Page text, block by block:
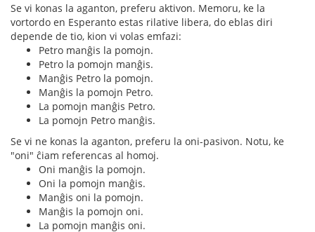
Se vi konas la aganton, preferu aktivon. Memoru, ke la
vortordo en Esperanto estas rilative libera, do eblas diri
depende de tio, kion vi volas emfazi:
Petro manĝis la pomojn.
Petro la pomojn manĝis.
Manĝis Petro la pomojn.
Manĝis la pomojn Petro.
La pomojn manĝis Petro.
La pomojn Petro manĝis.
Se vi ne konas la aganton, preferu la oni-pasivon. Notu, ke
"oni" ĉiam referencas al homoj.
Oni manĝis la pomojn.
Oni la pomojn manĝis.
Manĝis oni la pomojn.
Manĝis la pomojn oni.
La pomojn manĝis oni.